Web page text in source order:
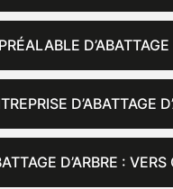
D’ABATTAGE
D’ARBRE :